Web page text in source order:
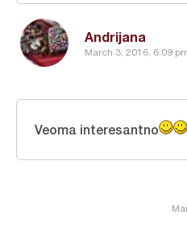
Andrijana
March 3, 2016, 6:09
Veoma interesantno